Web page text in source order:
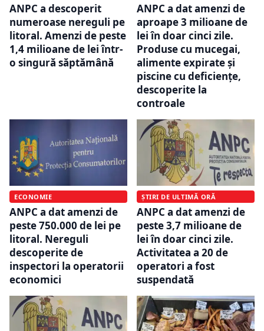
ANPC a descoperit
numeroase nereguli pe
litoral. Amenzi de peste
1,4 milioane de lei într-
o singură săptămână
ANPC a dat amenzi de
aproape 3 milioane de
lei în doar cinci zile.
Produse cu mucegai,
alimente expirate și
piscine cu deficiențe,
descoperite la
controale
ECONOMIE
ANPC a dat amenzi de
peste 750.000 de lei pe
litoral. Nereguli
descoperite de
inspectori la operatorii
economici
ȘTIRI DE ULTIMĂ ORĂ
ANPC a dat amenzi de
peste 3,7 milioane de
lei în doar cinci zile.
Activitatea a 20 de
operatori a fost
suspendată